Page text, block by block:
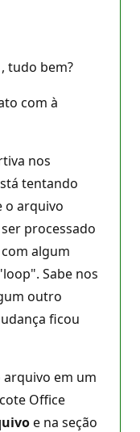
tudo bem?
com à
nos
tentando
o arquivo
processado
algum
Sabe nos
outro
ficou
arquivo em um
Office
e na seção